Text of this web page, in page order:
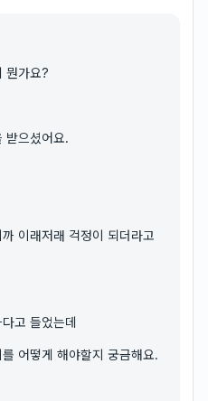
뭔가요?
받으셨어요.
이래저래 걱정이 되더라고
고 들었는데
어떻게 해야할지 궁금해요.